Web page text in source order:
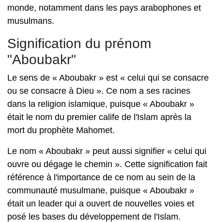
monde, notamment dans les pays arabophones et
musulmans.
Signification du prénom
"Aboubakr"
Le sens de « Aboubakr » est « celui qui se consacre
ou se consacre à Dieu ». Ce nom a ses racines
dans la religion islamique, puisque « Aboubakr »
était le nom du premier calife de l'Islam après la
mort du prophète Mahomet.
Le nom « Aboubakr » peut aussi signifier « celui qui
ouvre ou dégage le chemin ». Cette signification fait
référence à l'importance de ce nom au sein de la
communauté musulmane, puisque « Aboubakr »
était un leader qui a ouvert de nouvelles voies et
posé les bases du développement de l'Islam.